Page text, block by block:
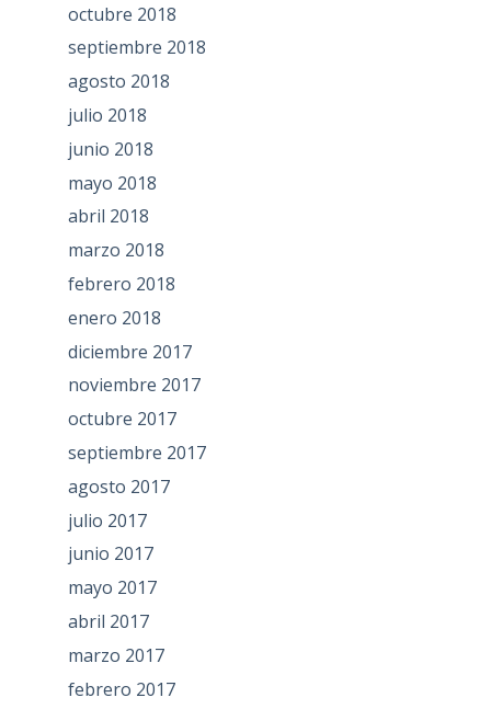
octubre 2018
septiembre 2018
agosto 2018
julio 2018
junio 2018
mayo 2018
abril 2018
marzo 2018
febrero 2018
enero 2018
diciembre 2017
noviembre 2017
octubre 2017
septiembre 2017
agosto 2017
julio 2017
junio 2017
mayo 2017
abril 2017
marzo 2017
febrero 2017